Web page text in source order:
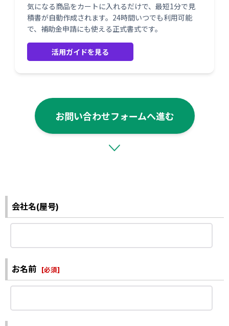
気になる商品をカートに入れるだけで、最短1分で見
積書が自動作成されます。24時間いつでも利用可能
で、補助金申請にも使える正式書式です。
活用ガイドを見る
お問い合わせフォームへ進む
会社名(屋号)
お名前 [必須]